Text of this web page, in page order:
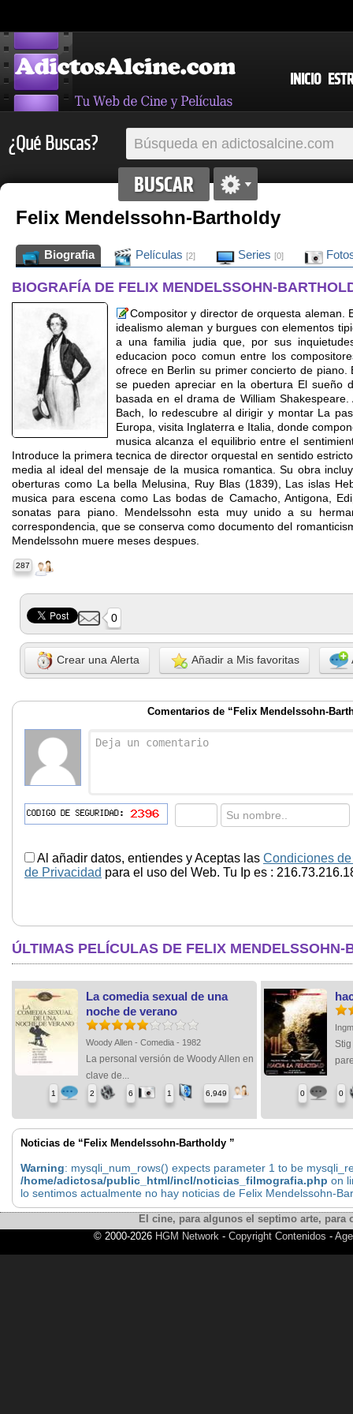
INICIO
¿Qué Buscas?
Felix Mendelssohn-Bartholdy
Biografia Películas [2] Series [0]
BIOGRAFÍA DE FELIX MENDELSSOHN-
Compositor y director de orquesta aleman.
idealismo aleman y burgues con elementos
a una familia judia que, por sus
educacion poco comun entre los
ofrece en Berlin su primer concierto de
se pueden apreciar en la obertura El sueño
basada en el drama de William
Bach, lo redescubre al dirigir y montar La
Europa, visita Inglaterra e Italia, donde
musica alcanza el equilibrio entre el
Introduce la primera tecnica de director orquestal en sentido
media al ideal del mensaje de la musica romantica. Su obra
oberturas como La bella Melusina, Ruy Blas (1839), Las islas
musica para escena como Las bodas de Camacho, Antigona,
sonatas para piano. Mendelssohn esta muy unido a su
correspondencia, que se conserva como documento del
Mendelssohn muere meses despues.
287
0
Crear una Alerta Añadir a Mis favoritas
Comentarios de “Felix Mendelssohn-
Al añadir datos, entiendes y Aceptas las Condiciones
de Privacidad para el uso del Web. Tu Ip es :
ÚLTIMAS PELÍCULAS DE FELIX MENDELSSOHN-
La comedia sexual de una
noche de verano
Woody Allen - Comedia - 1982
La personal versión de Woody Allen en
clave de...
1 2 6 1 6,949 0 0
Noticias de “Felix Mendelssohn-Bartholdy ”
Warning: mysqli_num_rows() expects parameter 1 to be
/home/adictosa/public_html/incl/noticias_filmografia.php on
lo sentimos actualmente no hay noticias de Felix Mendelssohn-
El cine, para algunos el septimo arte,
© 2000-2026 HGM Network- Copyright Contenidos -